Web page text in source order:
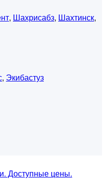
, Шахрисабз, Шахтинск,
, Экибастуз
Доступные цены.